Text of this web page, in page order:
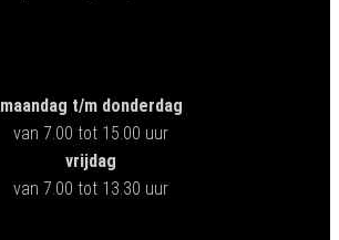
maandag t/m donderdag
van 7.00 tot 15.00 uur
vrijdag
van 7.00 tot 13.30 uur